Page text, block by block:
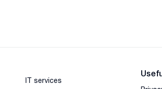
IT services